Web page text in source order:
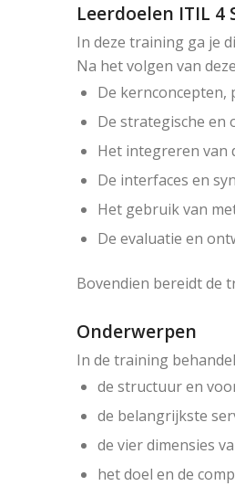
Leerdoelen ITIL
In deze training ga je
Na het volgen van
De kernconcepten,
De strategische en
Het integreren van
De interfaces en
Het gebruik van
De evaluatie en
Bovendien bereidt de
Onderwerpen
In de training
de structuur en
de belangrijkste
de vier dimensies
het doel en de